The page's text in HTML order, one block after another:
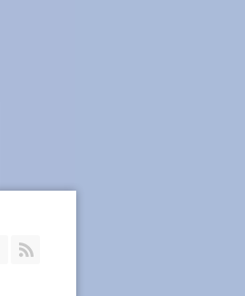
Join our Facebook Group